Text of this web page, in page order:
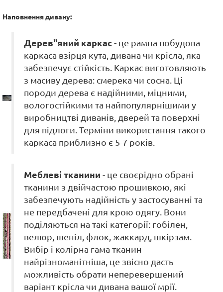
Наповнення дивану:
Дерев"яний каркас - це рамна побудова
каркаса взірця кута, дивана чи крісла, яка
забезпечує стійкість. Каркас виготовляють
з масиву дерева: смерека чи сосна. Ці
породи дерева є надійними, міцними,
вологостійкими та найпопулярнішими у
виробництві диванів, дверей та поверхні
для підлоги. Терміни використання такого
каркаса приблизно є 5-7 років.
Меблеві тканини - це своєрідно обрані
тканини з двійчастою прошивкою, які
забезпечують надійність у застосуванні та
не передбачені для крою одягу. Вони
поділяються на такі категорії: гобілен,
велюр, шеніл, флок, жаккард, шкірзам.
Вибір і колірна гама тканин
найрізноманітніша, це звісно дасть
можливість обрати неперевершений
варіант крісла чи дивана вашої мрії.